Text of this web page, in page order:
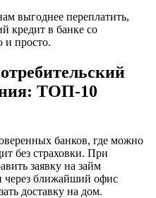
выгоднее переплатить,
кредит в банке со
и просто.
ТОП-10
банков, где можно
без страховки. При
заявку на займ
через ближайший офис
доставку на дом.